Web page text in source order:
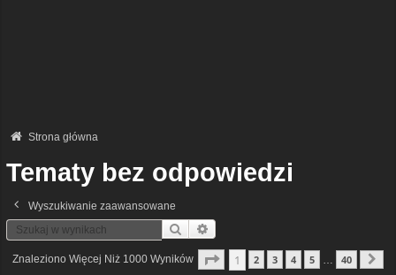
Strona główna
Tematy bez odpowiedzi
Wyszukiwanie zaawansowane
Szukaj
Znaleziono Więcej Niż 1000 Wyników Strona1 40
1 2 3 4 5 40